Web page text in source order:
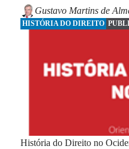
Gustavo Martins de
HISTÓRIA DO DIREITO
História do Direito no